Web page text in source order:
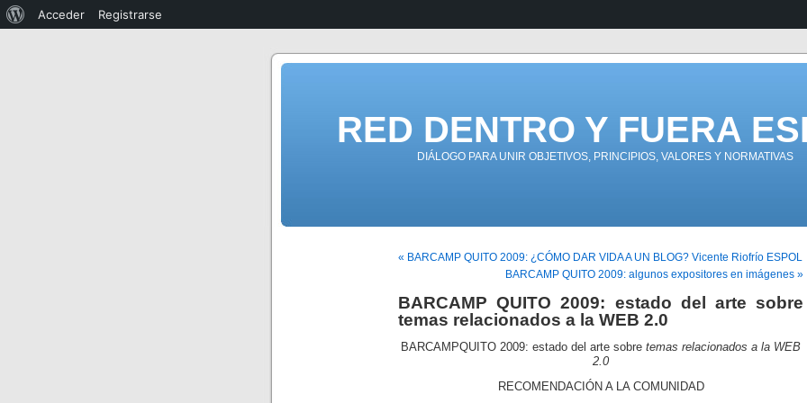
RED DENTRO Y FUERA
DIÁLOGO PARA UNIR OBJETIVOS, PRINCIPIOS, VALORES Y NORMATIVAS
« BARCAMP QUITO 2009: ¿CÓMO DAR VIDA A UN BLOG? Vicente Riofrío ESPOL
BARCAMP QUITO 2009: algunos expositores en imágenes »
BARCAMP QUITO 2009: estado del arte sobre
temas relacionados a la WEB 2.0
BARCAMPQUITO 2009: estado del arte sobre temas relacionados a la WEB
2.0
RECOMENDACIÓN A LA COMUNIDAD
Acceder Registrarse